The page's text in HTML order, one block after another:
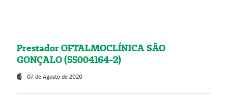
Prestador OFTALMOCLÍNICA SÃO
GONÇALO (55004164-2)
07 de Agosto de 2020